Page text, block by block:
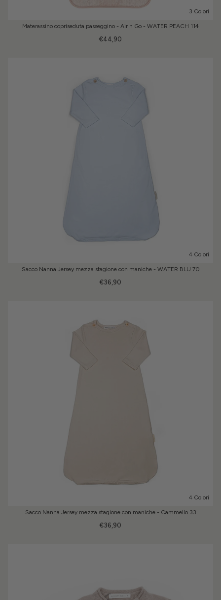
3 Colori
Materassino copriseduta passeggino - Air n Go - WATER PEACH 114
€44,90
4 Colori
Sacco Nanna Jersey mezza stagione con maniche - WATER BLU 70
€36,90
4 Colori
Sacco Nanna Jersey mezza stagione con maniche - Cammello 33
€36,90